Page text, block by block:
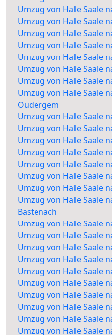
Umzug von Halle Saale
Umzug von Halle Saale
Umzug von Halle Saale
Umzug von Halle Saale
Umzug von Halle Saale
Umzug von Halle Saale
Umzug von Halle Saale
Umzug von Halle Saale
Oudergem
Umzug von Halle Saale
Umzug von Halle Saale
Umzug von Halle Saale
Umzug von Halle Saale
Umzug von Halle Saale
Umzug von Halle Saale
Umzug von Halle Saale
Umzug von Halle Saale
Bastenach
Umzug von Halle Saale
Umzug von Halle Saale
Umzug von Halle Saale
Umzug von Halle Saale
Umzug von Halle Saale
Umzug von Halle Saale
Umzug von Halle Saale
Umzug von Halle Saale
Umzug von Halle Saale
Umzug von Halle Saale